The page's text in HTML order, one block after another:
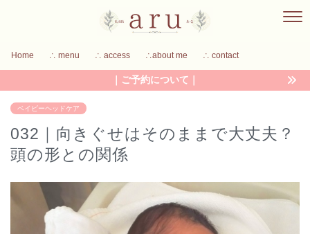
Home ∴ menu ∴ access ∴about me ∴ contact
｜ご予約について｜
ベイビーヘッドケア
032｜向きぐせはそのままで大丈夫？
頭の形との関係